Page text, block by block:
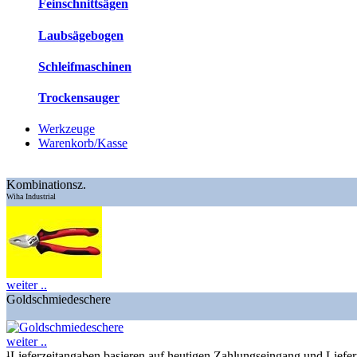
Feinschnittsägen
Laubsägebogen
Schleifmaschinen
Trockensauger
Werkzeuge
Warenkorb/Kasse
Kombinationsz.
Wiha Industrial
weiter ..
Goldschmiedeschere
weiter ..